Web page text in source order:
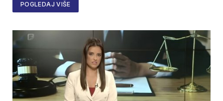
POGLEDAJ VIŠE